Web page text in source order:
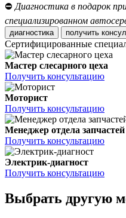
⛔ Диагностика в подарок
специализированном
диагностика получить
Сертифицированные
Мастер слесарного цеха
Получить консультацию
Моторист
Получить консультацию
Менеджер отдела запчастей
Получить консультацию
Электрик-диагност
Получить консультацию
Выбрать другую